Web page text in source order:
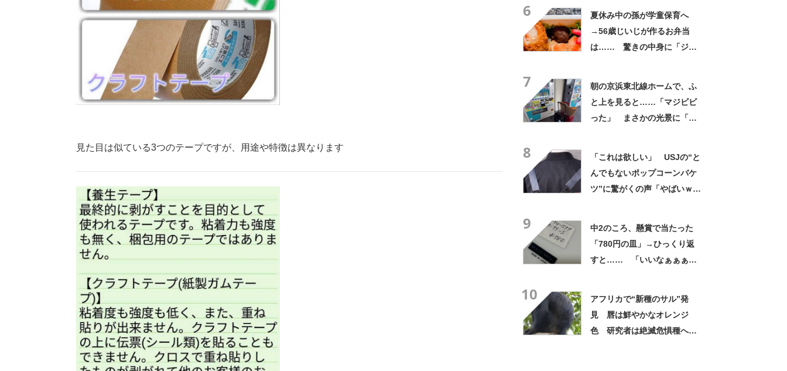
見た目は似ている3つのテープですが、用途や特徴は異なります
6
夏休み中の孫が学童保育へ
→56歳じいじが作るお弁当
は…… 驚きの中身に「ジイ
7
朝の京浜東北線ホームで、ふ
と上を見ると……「マジビビ
った」 まさかの光景に「こ
8
「これは欲しい」 USJの“と
んでもないポップコーンバケ
ツ”に驚がくの声「やばいｗ
9
中2のころ、懸賞で当たった
「780円の皿」→ひっくり返
すと…… 「いいなぁぁぁぁ
10
アフリカで“新種のサル”発
見 唇は鮮やかなオレンジ
色 研究者は絶滅危惧種への